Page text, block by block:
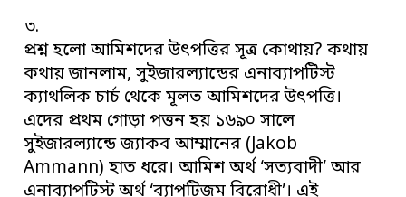
৩.
প্রশ্ন হলো আমিশদের উৎপত্তির সূত্র কোথায়? কথায়
কথায় জানলাম, সুইজারল্যান্ডের এনাব্যাপটিস্ট
ক্যাথলিক চার্চ থেকে মূলত আমিশদের উৎপত্তি।
এদের প্রথম গোড়া পত্তন হয় ১৬৯০ সালে
সুইজারল্যান্ডে জ্যাকব আম্মানের (Jakob
Ammann) হাত ধরে। আমিশ অর্থ ‘সত্যবাদী’ আর
এনাব্যাপটিস্ট অর্থ ‘ব্যাপটিজম বিরোধী’। এই